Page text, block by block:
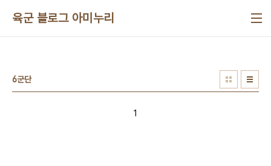
육군 블로그 아미누리
6군단
1